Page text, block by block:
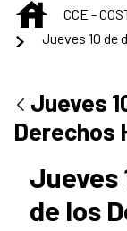
INICIO
CCE -
Jueves
Derechos
Jueves
de los